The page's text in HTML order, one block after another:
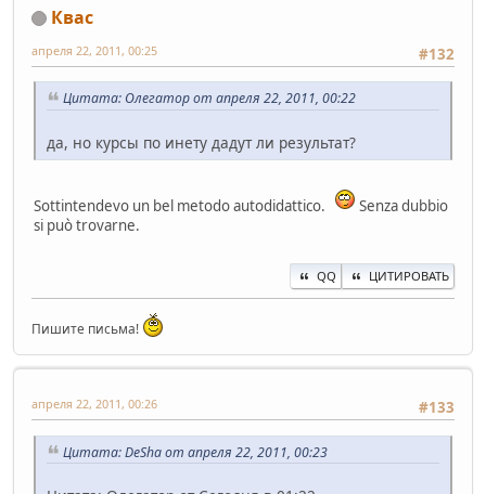
Квас
#132
апреля 22, 2011, 00:25
Цитата: Олегатор от апреля 22, 2011, 00:22
да, но курсы по инету дадут ли результат?
Sottintendevo un bel metodo autodidattico.
Senza dubbio
si può trovarne.
QQ ЦИТИРОВАТЬ
Пишите письма!
#133
апреля 22, 2011, 00:26
Цитата: DeSha от апреля 22, 2011, 00:23